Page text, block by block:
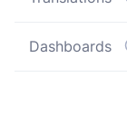
Dashboards